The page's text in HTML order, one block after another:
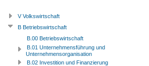
V Volkswirtschaft
B Betriebswirtschaft
B.00 Betriebswirtschaft
B.01 Unternehmensführung und
Unternehmensorganisation
B.02 Investition und Finanzierung